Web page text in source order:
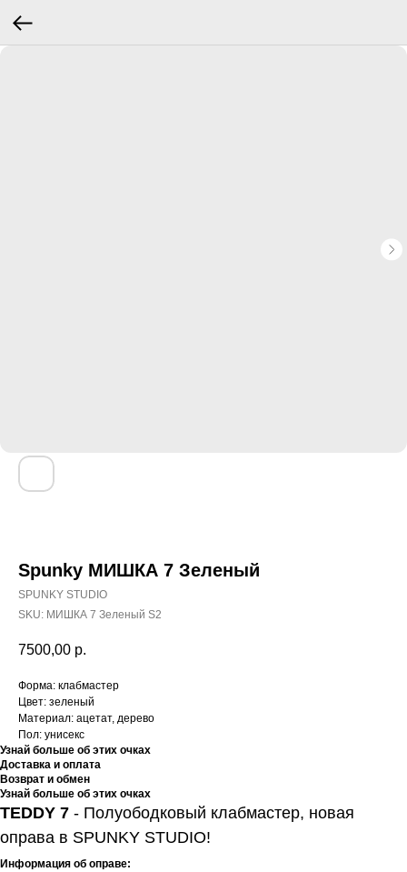
Spunky МИШКА 7 Зеленый
SPUNKY STUDIO
SKU: МИШКА 7 Зеленый S2
7500,00 р.
Форма: клабмастер
Цвет: зеленый
Материал: ацетат, дерево
Пол: унисекс
Узнай больше об этих очках
Доставка и оплата
Возврат и обмен
Узнай больше об этих очках
TEDDY 7 - Полуободковый клабмастер, новая
оправа в SPUNKY STUDIO!
Информация об оправе: